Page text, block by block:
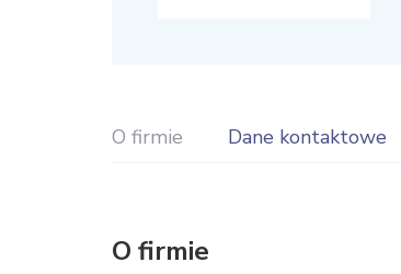
O firmie Dane kontaktowe
O firmie